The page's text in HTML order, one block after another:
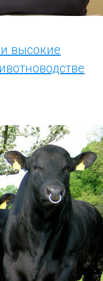
высокие